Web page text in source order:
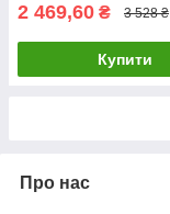
2 469,60 ₴ 3 528 ₴
Купити
Про нас